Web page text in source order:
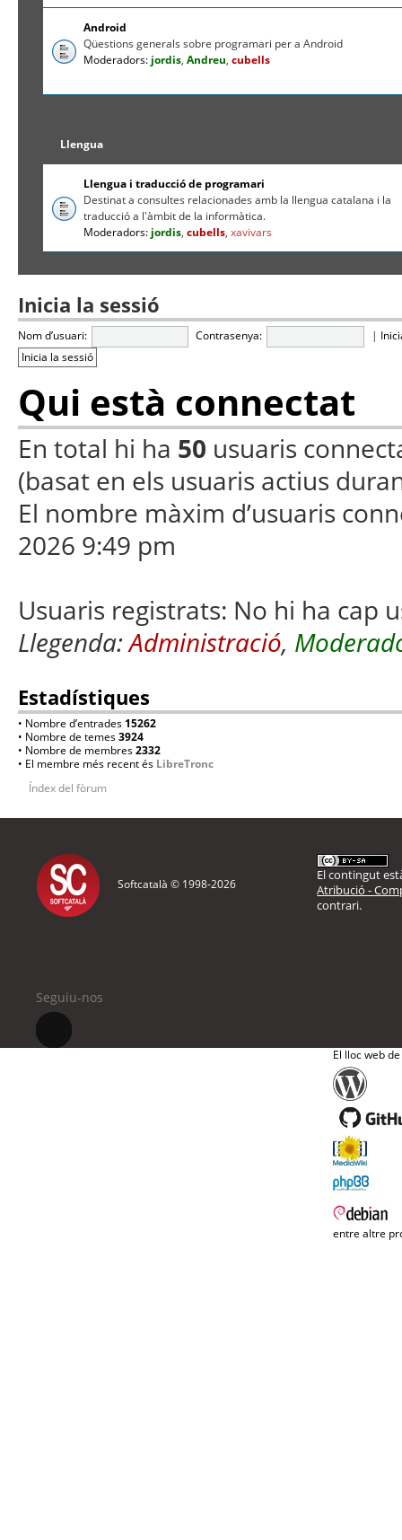
Android
Qüestions generals sobre programari per a Android
Moderadors: jordis,Andreu,cubells
Llengua
Llengua i traducció de programari
Destinat a consultes relacionades amb la llengua catalana i la
traducció a l'àmbit de la informàtica.
Moderadors: jordis,cubells,xavivars
Inicia la sessió
Nom d’usuari: Contrasenya: |
Qui està connectat
En total hi ha 50 usuaris
(basat en els usuaris actius
El nombre màxim d’usuaris
2026 9:49 pm
Usuaris registrats: No hi ha cap
Llegenda:Administració,
Estadístiques
• Nombre d’entrades 15262
• Nombre de temes3924
• Nombre de membres2332
• El membre més recent és LibreTronc
Índex del fòrum
Softcatalà © 1998-2026
El contingut
Atribució -
contrari.
Seguiu-nos
El lloc web
entre altre